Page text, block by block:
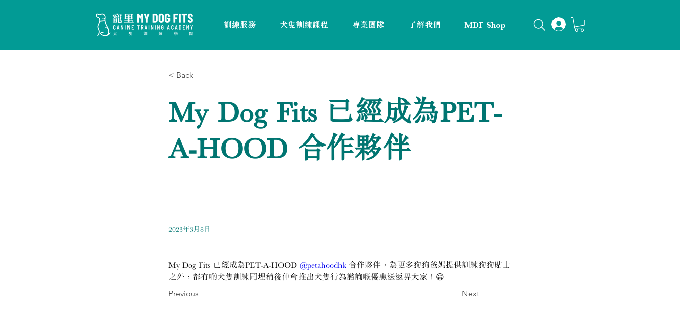
訓練服務 犬隻訓練課程 專業團隊 了解我們 MDF Shop
< Back
My Dog Fits 已經成為PET-
A-HOOD 合作夥伴
2023年3月8日
My Dog Fits 已經成為PET-A-HOOD @petahoodhk 合作夥伴，為更多狗狗爸媽提供訓練狗狗貼士
之外，都有啲犬隻訓練同埋稍後仲會推出犬隻行為諮詢嘅優惠送返畀大家！😀
Previous Next